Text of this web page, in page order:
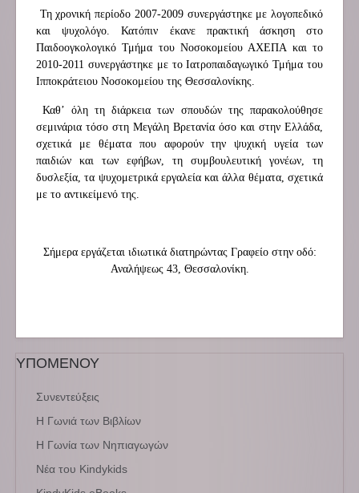
Τη χρονική περίοδο 2007-2009 συνεργάστηκε με λογοπεδικό
και ψυχολόγο. Κατόπιν έκανε πρακτική άσκηση στο
Παιδοογκολογικό Τμήμα του Νοσοκομείου ΑΧΕΠΑ και το
2010-2011 συνεργάστηκε με το Ιατροπαιδαγωγικό Τμήμα του
Ιπποκράτειου Νοσοκομείου της Θεσσαλονίκης.
Καθ’ όλη τη διάρκεια των σπουδών της παρακολούθησε
σεμινάρια τόσο στη Μεγάλη Βρετανία όσο και στην Ελλάδα,
σχετικά με θέματα που αφορούν την ψυχική υγεία των
παιδιών και των εφήβων, τη συμβουλευτική γονέων, τη
δυσλεξία, τα ψυχομετρικά εργαλεία και άλλα θέματα, σχετικά
με το αντικείμενό της.
Σήμερα εργάζεται ιδιωτικά διατηρώντας Γραφείο στην οδό:
Αναλήψεως 43, Θεσσαλονίκη.
ΥΠΟΜΕΝΟΥ
Συνεντεύξεις
Η Γωνιά των Βιβλίων
Η Γωνία των Νηπιαγωγών
Νέα του Kindykids